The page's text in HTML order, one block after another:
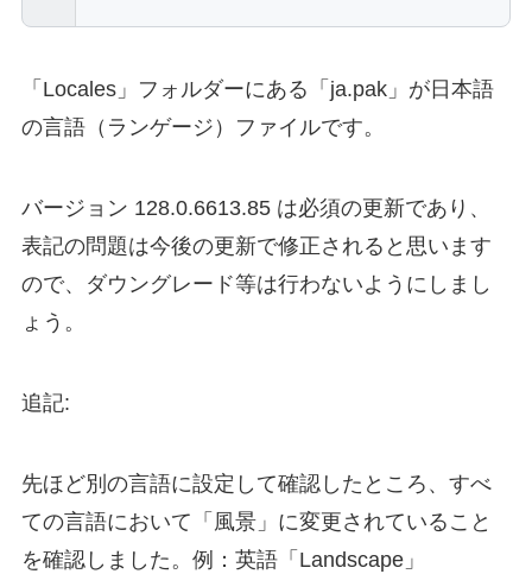
「Locales」フォルダーにある「ja.pak」が日本語
の言語（ランゲージ）ファイルです。
バージョン 128.0.6613.85 は必須の更新であり、
表記の問題は今後の更新で修正されると思います
ので、ダウングレード等は行わないようにしまし
ょう。
追記:
先ほど別の言語に設定して確認したところ、すべ
ての言語において「風景」に変更されていること
を確認しました。例：英語「Landscape」